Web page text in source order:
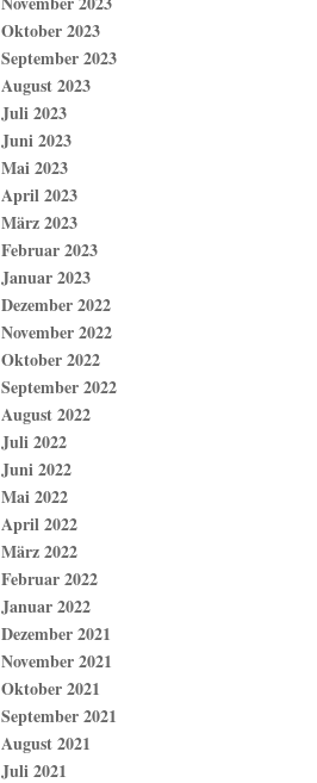
Oktober 2023
September 2023
August 2023
Juli 2023
Juni 2023
Mai 2023
April 2023
März 2023
Februar 2023
Januar 2023
Dezember 2022
November 2022
Oktober 2022
September 2022
August 2022
Juli 2022
Juni 2022
Mai 2022
April 2022
März 2022
Februar 2022
Januar 2022
Dezember 2021
November 2021
Oktober 2021
September 2021
August 2021
Juli 2021